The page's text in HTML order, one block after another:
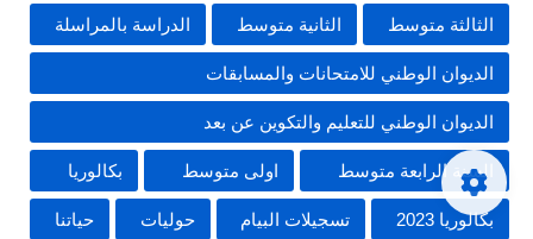
الثالثة متوسط الثانية متوسط الدراسة بالمراسلة
الديوان الوطني للامتحانات والمسابقات
الديوان الوطني للتعليم والتكوين عن بعد
السنة الرابعة متوسط اولى متوسط بكالوريا
بكالوريا 2023 تسجيلات البيام حوليات حياتنا